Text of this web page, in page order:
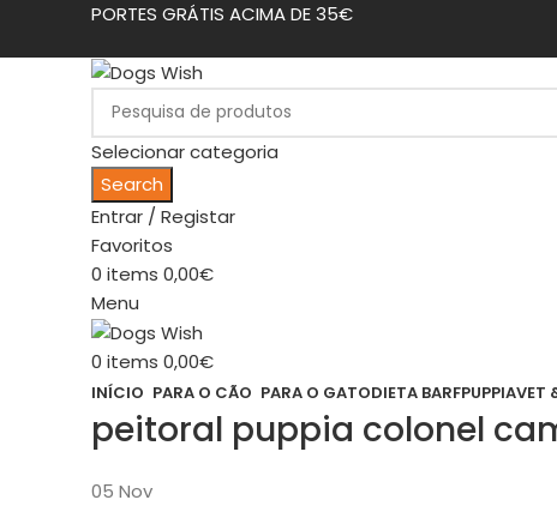
PORTES GRÁTIS ACIMA DE 35€
Selecionar categoria
Search
Entrar / Registar
Favoritos
0 items 0,00€
Menu
0 items 0,00€
INÍCIO PARA O CÃO PARA O GATODIETA BARFPUPPIAVET
peitoral puppia colonel
05 Nov